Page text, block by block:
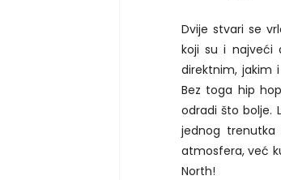
Dvije stvari se
koji su i najveći
direktnim, jakim
Bez toga hip
odradi što bolje.
jednog
atmosfera, već
North!